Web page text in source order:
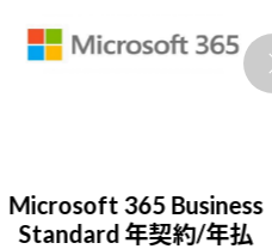
Microsoft 365 Business
Standard 年契約/年払